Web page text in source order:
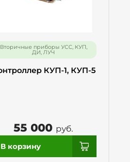
Вторичные приборы УСС, КУП,
ДИ, ЛУЧ
КУП-1, КУП-5
55 000 руб.